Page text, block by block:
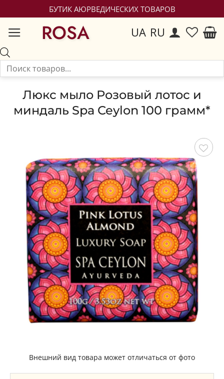
БУТИК АЮРВЕДИЧЕСКИХ ТОВАРОВ
ROSA UA RU
Люкс мыло Розовый лотос и
миндаль Spa Ceylon 100 грамм*
Сохранить
Внешний вид товара может отличаться от фото